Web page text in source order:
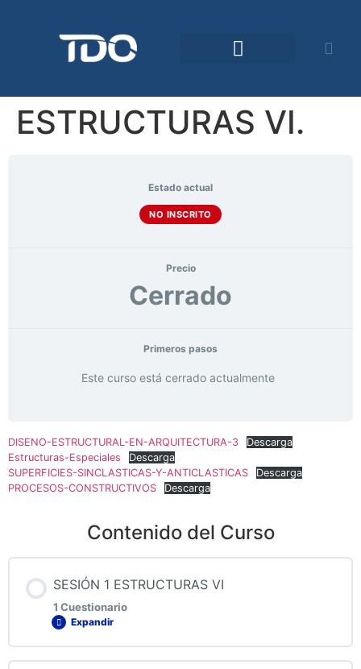
ESTRUCTURAS VI.
Estado actual
NO INSCRITO
Precio
Cerrado
Primeros pasos
Este curso está cerrado actualmente
DISENO-ESTRUCTURAL-EN-ARQUITECTURA-3
Descarga
Estructuras-Especiales
Descarga
SUPERFICIES-SINCLASTICAS-Y-ANTICLASTICAS
Descarga
PROCESOS-CONSTRUCTIVOS
Descarga
Contenido del Curso
SESIÓN 1 ESTRUCTURAS VI
1 Cuestionario
Expandir